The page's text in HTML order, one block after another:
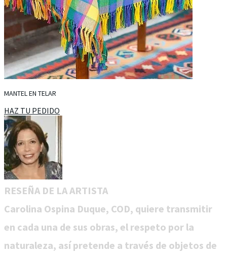
MANTEL EN TELAR
HAZ TU PEDIDO
RESEÑA DE LA ARTISTA
Carolina Ospina Duque, COD, quiere transmitir
en cada una de sus obras, el respeto por la
naturaleza, así pretende a través de objetos de